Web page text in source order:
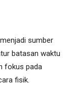
sumber
batasan waktu
fokus pada
fisik.